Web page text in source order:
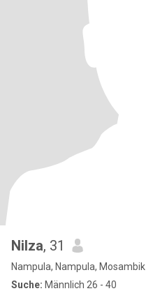
Nilza, 31
Nampula, Nampula, Mosambik
Suche: Männlich 26 - 40